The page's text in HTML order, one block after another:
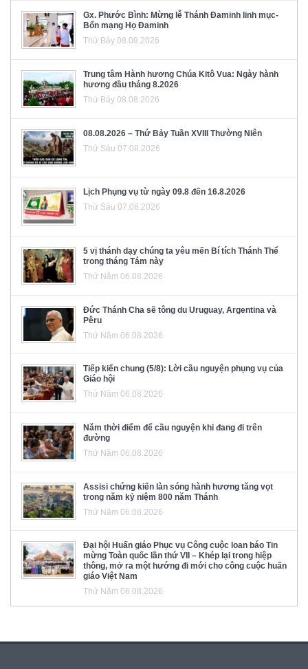
Gx. Phước Bình: Mừng lễ Thánh Đaminh linh mục-
Bổn mạng Họ Đaminh
Thứ Bảy 08.08.2026
Trung tâm Hành hương Chúa Kitô Vua: Ngày hành
hương đầu tháng 8.2026
Thứ Bảy 08.08.2026
08.08.2026 – Thứ Bảy Tuần XVIII Thường Niên
Thứ Sáu 07.08.2026
Lịch Phụng vụ từ ngày 09.8 đến 16.8.2026
Thứ Sáu 07.08.2026
5 vị thánh dạy chúng ta yêu mến Bí tích Thánh Thể
trong tháng Tám này
Thứ Năm 06.08.2026
Đức Thánh Cha sẽ tông du Uruguay, Argentina và
Pêru
Thứ Năm 06.08.2026
Tiếp kiến chung (5/8): Lời cầu nguyện phụng vụ của
Giáo hội
Thứ Năm 06.08.2026
Năm thời điểm để cầu nguyện khi đang đi trên
đường
Thứ Năm 06.08.2026
Assisi chứng kiến làn sóng hành hương tăng vọt
trong năm kỷ niệm 800 năm Thánh
Thứ Năm 06.08.2026
Đại hội Huấn giáo Phục vụ Công cuộc loan báo Tin
mừng Toàn quốc lần thứ VII – Khép lại trong hiệp
thông, mở ra một hướng đi mới cho công cuộc huấn
giáo Việt Nam
Thứ Năm 06.08.2026